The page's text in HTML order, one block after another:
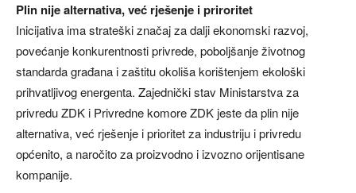
Plin nije alternativa, već rješenje i priroritet
Inicijativa ima strateški značaj za dalji ekonomski razvoj,
povećanje konkurentnosti privrede, poboljšanje životnog
standarda građana i zaštitu okoliša korištenjem ekološki
prihvatljivog energenta. Zajednički stav Ministarstva za
privredu ZDK i Privredne komore ZDK jeste da plin nije
alternativa, već rješenje i prioritet za industriju i privredu
općenito, a naročito za proizvodno i izvozno orijentisane
kompanije.